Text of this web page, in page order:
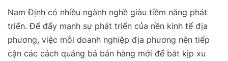
Nam Định có nhiều ngành nghề giàu tiềm năng phát
triển. Để đẩy mạnh sự phát triển của nền kinh tế địa
phương, việc mỗi doanh nghiệp địa phương nên tiếp
cận các cách quảng bá bán hàng mới để bắt kịp xu